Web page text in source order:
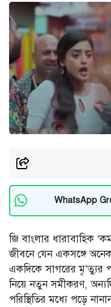
WhatsApp
জি বাংলার ধারাবাহিক
জীবনে যেন একসঙ্গে
একদিকে সাগরের মৃ’ত্যুর
নিয়ে নতুন সমীকরণ,
পরিস্থিতির মধ্যে পড়ে